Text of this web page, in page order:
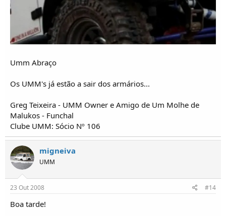
Umm Abraço
Os UMM's já estão a sair dos armários...
Greg Teixeira - UMM Owner e Amigo de Um Molhe de
Malukos - Funchal
Clube UMM: Sócio Nº 106
migneiva
UMM
23 Out 2008 #14
Boa tarde!